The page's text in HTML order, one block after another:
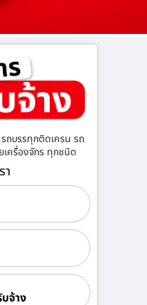
รถบรรทุกติดเครน รถ
เครื่องจักร ทุกชนิด
า
จ้าง